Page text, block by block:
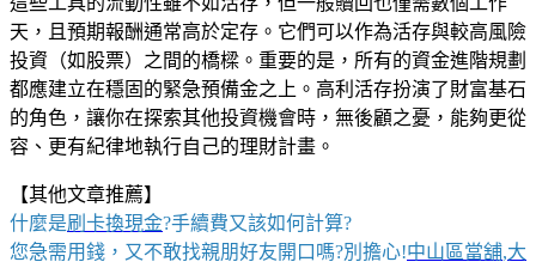
天，且預期報酬通常高於定存。它們可以作為活存與較高風險
投資（如股票）之間的橋樑。重要的是，所有的資金進階規劃
都應建立在穩固的緊急預備金之上。高利活存扮演了財富基石
的角色，讓你在探索其他投資機會時，無後顧之憂，能夠更從
容、更有紀律地執行自己的理財計畫。
【其他文章推薦】
什麼是刷卡換現金?手續費又該如何計算?
您急需用錢，又不敢找親朋好友開口嗎?別擔心!中山區當舖,大